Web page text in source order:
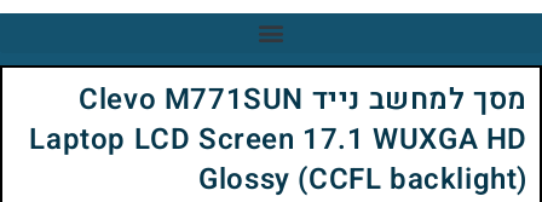
מסך למחשב נייד Clevo M771SUN
Laptop LCD Screen 17.1 WUXGA HD
Glossy (CCFL backlight)